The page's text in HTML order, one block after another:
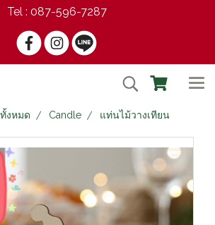
Tel : 087-596-7287
งหมด Candle แท่นไม้วางเทียน